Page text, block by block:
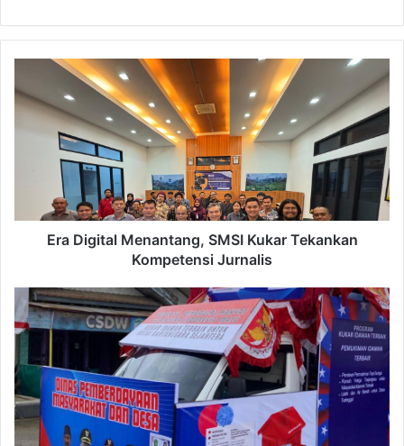
Digital
Menantang,
Tekankan
Kompetensi
Jurnalis
Era Digital Menantang, SMSI Kukar Tekankan
Kompetensi Jurnalis
DPMD
Kukar
Berpartisipasi
dalam
Pawai
Pembangunan